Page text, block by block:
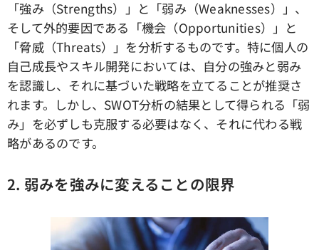
「強み（Strengths）」と「弱み（Weaknesses）」、
そして外的要因である「機会（Opportunities）」と
「脅威（Threats）」を分析するものです。特に個人の
自己成長やスキル開発においては、自分の強みと弱み
を認識し、それに基づいた戦略を立てることが推奨さ
れます。しかし、SWOT分析の結果として得られる「弱
み」を必ずしも克服する必要はなく、それに代わる戦
略があるのです。
2. 弱みを強みに変えることの限界